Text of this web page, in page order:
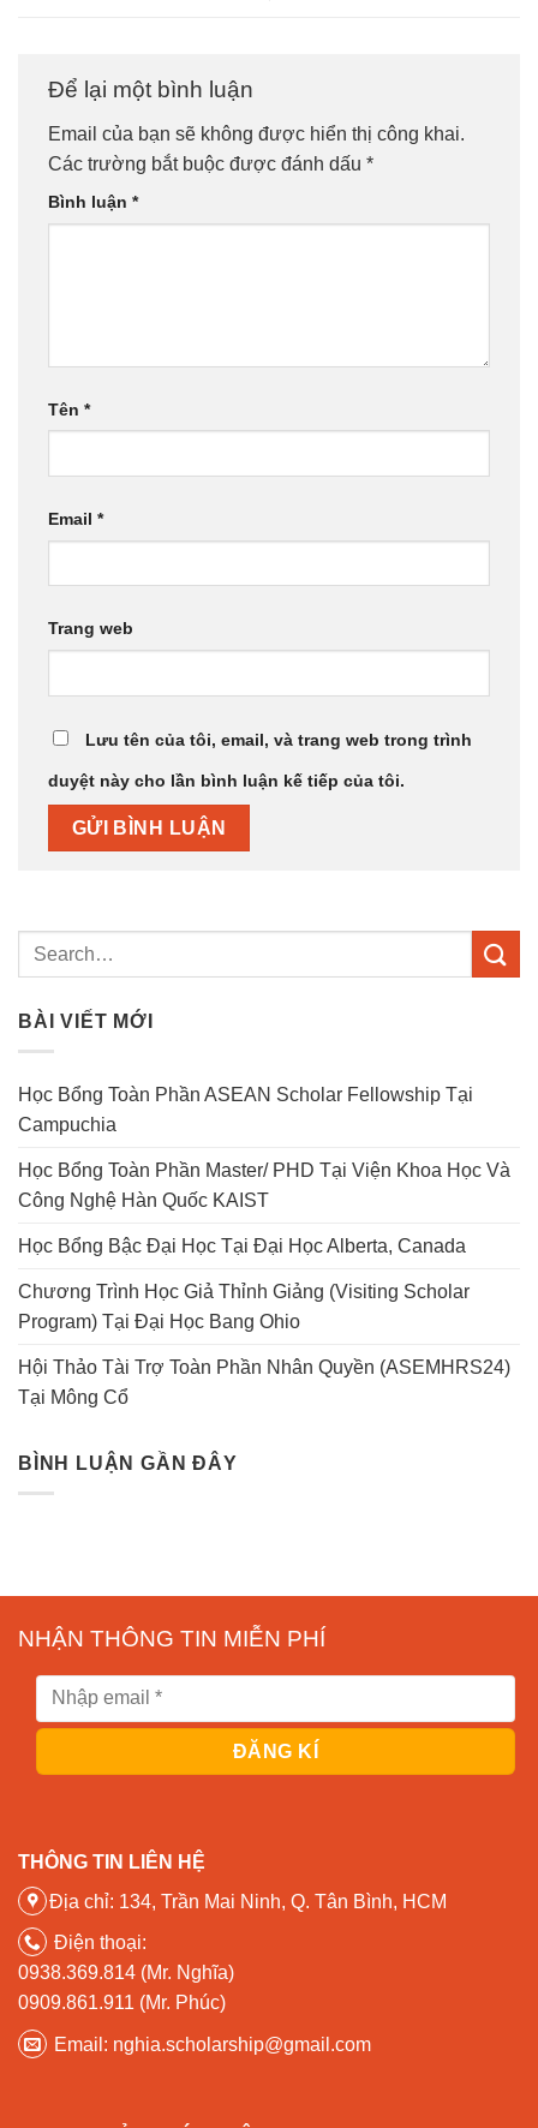
Để lại một bình luận
Email của bạn sẽ không được hiển thị công khai.
Các trường bắt buộc được đánh dấu *
Bình luận *
Tên *
Email *
Trang web
Lưu tên của tôi, email, và trang web trong trình
duyệt này cho lần bình luận kế tiếp của tôi.
BÀI VIẾT MỚI
Học Bổng Toàn Phần ASEAN Scholar Fellowship Tại
Campuchia
Học Bổng Toàn Phần Master/ PHD Tại Viện Khoa Học Và
Công Nghệ Hàn Quốc KAIST
Học Bổng Bậc Đại Học Tại Đại Học Alberta, Canada
Chương Trình Học Giả Thỉnh Giảng (Visiting Scholar
Program) Tại Đại Học Bang Ohio
Hội Thảo Tài Trợ Toàn Phần Nhân Quyền (ASEMHRS24)
Tại Mông Cổ
BÌNH LUẬN GẦN ĐÂY
NHẬN THÔNG TIN MIỄN PHÍ
THÔNG TIN LIÊN HỆ
Địa chỉ: 134, Trần Mai Ninh, Q. Tân Bình, HCM
Điện thoại:
0938.369.814 (Mr. Nghĩa)
0909.861.911 (Mr. Phúc)
Email: nghia.scholarship@gmail.com